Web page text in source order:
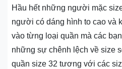
Hầu hết những người mặc
người có dáng hình to cao và
vào từng loại quần mà các
những sự chênh lệch về size
quần size 32 tương với các